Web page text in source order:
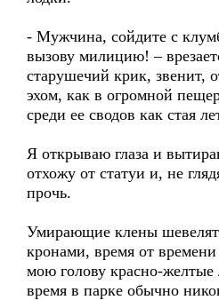
- Мужчина, сойдите с
вызову милицию! –
старушечий крик, звенит,
эхом, как в огромной
среди ее сводов как стая
Я открываю глаза и
отхожу от статуи и, не
прочь.
Умирающие клены
кронами, время от времени
мою голову красно-желтые
время в парке обычно